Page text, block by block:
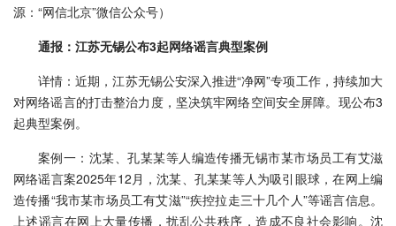
源：“网信北京”微信公众号）
通报：江苏无锡公布3起网络谣言典型案例
详情：近期，江苏无锡公安深入推进“净网”专项工作，持续加大
对网络谣言的打击整治力度，坚决筑牢网络空间安全屏障。现公布3
起典型案例。
案例一：沈某、孔某某等人编造传播无锡市某市场员工有艾滋
网络谣言案2025年12月，沈某、孔某某等人为吸引眼球，在网上编
造传播“我市某市场员工有艾滋”“疾控拉走三十几个人”等谣言信息。
上述谣言在网上大量传播，扰乱公共秩序，造成不良社会影响。沈